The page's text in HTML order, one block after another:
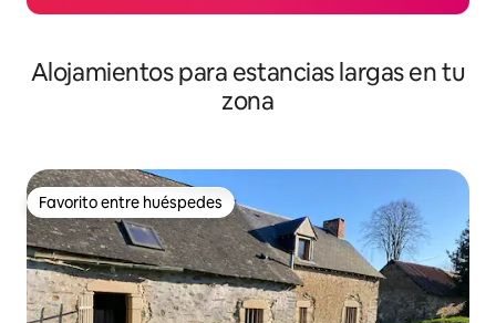
Alojamientos para estancias largas en tu
zona
Favorito entre huéspedes
Favorito entre huéspedes